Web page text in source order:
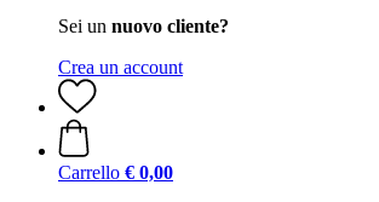
Sei un nuovo cliente?
Crea un account
Carrello € 0,00